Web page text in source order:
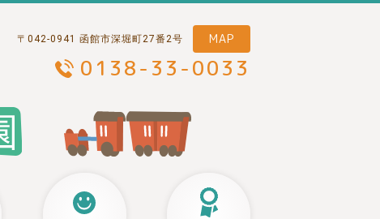
〒042-0941 函館市深堀町27番2号 MAP
0138-33-0033